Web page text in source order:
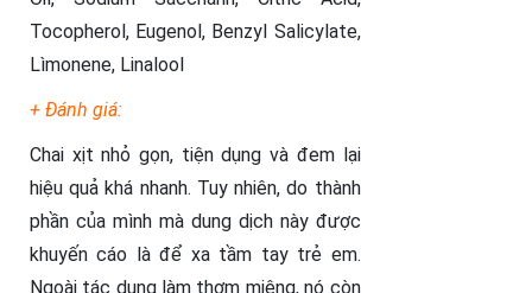
Tocopherol, Eugenol, Benzyl Salicylate,
Lìmonene, Linalool
+ Đánh giá:
Chai xịt nhỏ gọn, tiện dụng và đem lại
hiệu quả khá nhanh. Tuy nhiên, do thành
phần của mình mà dung dịch này được
khuyến cáo là để xa tầm tay trẻ em.
Ngoài tác dụng làm thơm miệng, nó còn